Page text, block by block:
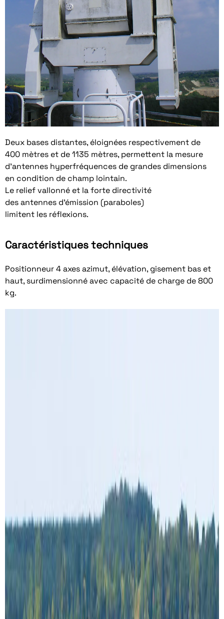
Deux bases distantes, éloignées respectivement de
400 mètres et de 1135 mètres, permettent la mesure
d’antennes hyperfréquences de grandes dimensions
en condition de champ lointain.
Le relief vallonné et la forte directivité
des antennes d’émission (paraboles)
limitent les réflexions.
Caractéristiques techniques
Positionneur 4 axes azimut, élévation, gisement bas et
haut, surdimensionné avec capacité de charge de 800
kg.